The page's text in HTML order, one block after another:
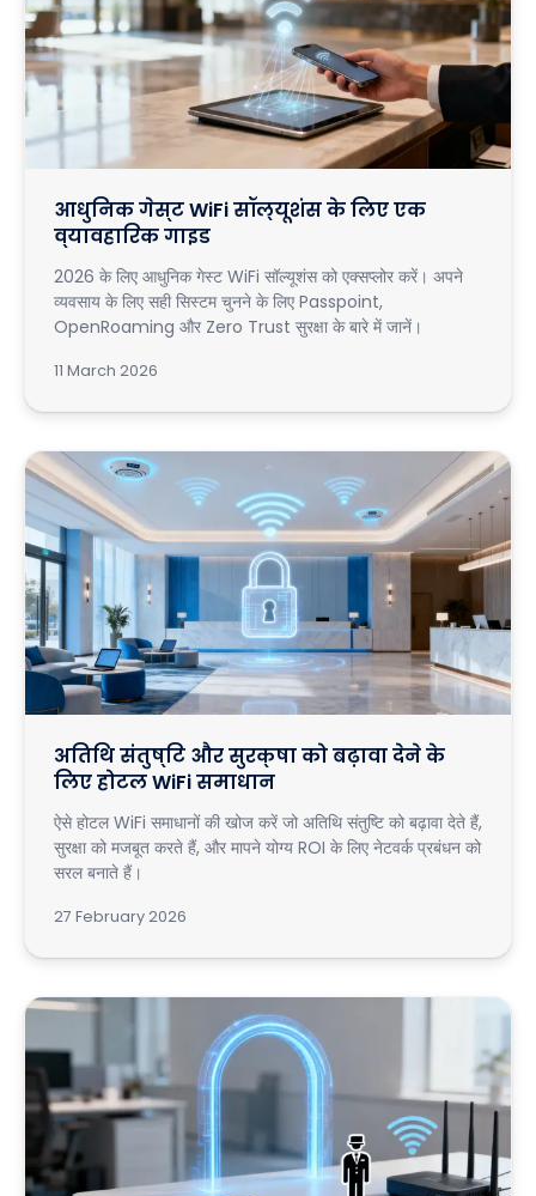
आधुनिक गेस्ट WiFi सॉल्यूशंस के लिए एक
व्यावहारिक गाइड
2026 के लिए आधुनिक गेस्ट WiFi सॉल्यूशंस को एक्सप्लोर करें। अपने
व्यवसाय के लिए सही सिस्टम चुनने के लिए Passpoint,
OpenRoaming और Zero Trust सुरक्षा के बारे में जानें।
11 March 2026
अतिथि संतुष्टि और सुरक्षा को बढ़ावा देने के
लिए होटल WiFi समाधान
ऐसे होटल WiFi समाधानों की खोज करें जो अतिथि संतुष्टि को बढ़ावा देते हैं,
सुरक्षा को मजबूत करते हैं, और मापने योग्य ROI के लिए नेटवर्क प्रबंधन को
सरल बनाते हैं।
27 February 2026